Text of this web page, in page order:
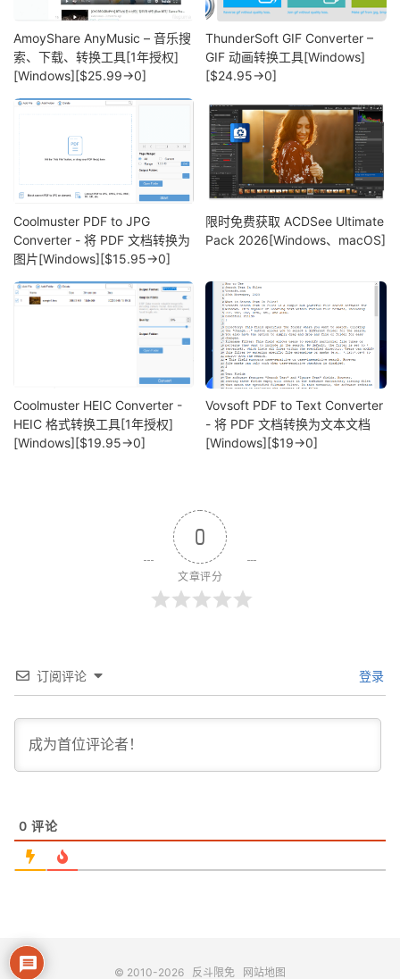
AmoyShare AnyMusic – 音乐搜
索、下载、转换工具[1年授权]
[Windows][$25.99→0]
ThunderSoft GIF Converter –
GIF 动画转换工具[Windows]
[$24.95→0]
Coolmuster PDF to JPG
Converter - 将 PDF 文档转换为
图片[Windows][$15.95→0]
限时免费获取 ACDSee Ultimate
Pack 2026[Windows、macOS]
Coolmuster HEIC Converter -
HEIC 格式转换工具[1年授权]
[Windows][$19.95→0]
Vovsoft PDF to Text Converter
- 将 PDF 文档转换为文本文档
[Windows][$19→0]
0
文章评分
订阅评论 登录
0 评论
© 2010-2026 反斗限免 网站地图